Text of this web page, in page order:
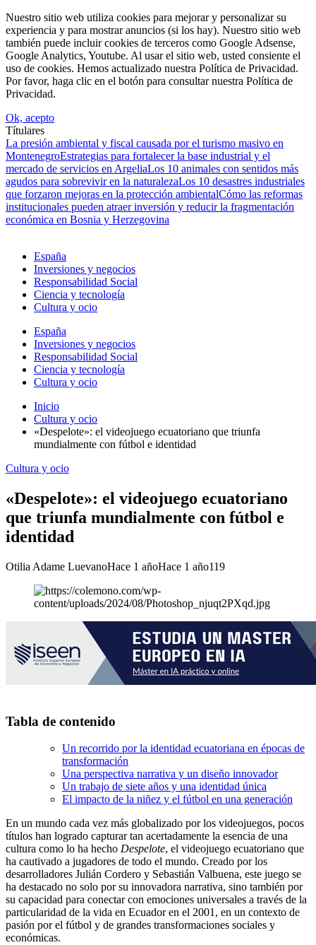
Nuestro sitio web utiliza cookies para mejorar y personalizar su
experiencia y para mostrar anuncios (si los hay). Nuestro sitio web
también puede incluir cookies de terceros como Google Adsense,
Google Analytics, Youtube. Al usar el sitio web, usted consiente el
uso de cookies. Hemos actualizado nuestra Política de Privacidad.
Por favor, haga clic en el botón para consultar nuestra Política de
Privacidad.
Ok, acepto
Títulares
La presión ambiental y fiscal causada por el turismo masivo en
MontenegroEstrategias para fortalecer la base industrial y el
mercado de servicios en ArgeliaLos 10 animales con sentidos más
agudos para sobrevivir en la naturalezaLos 10 desastres industriales
que forzaron mejoras en la protección ambientalCómo las reformas
institucionales pueden atraer inversión y reducir la fragmentación
económica en Bosnia y Herzegovina
España
Inversiones y negocios
Responsabilidad Social
Ciencia y tecnología
Cultura y ocio
España
Inversiones y negocios
Responsabilidad Social
Ciencia y tecnología
Cultura y ocio
Inicio
Cultura y ocio
«Despelote»: el videojuego ecuatoriano que triunfa
mundialmente con fútbol e identidad
Cultura y ocio
«Despelote»: el videojuego ecuatoriano
que triunfa mundialmente con fútbol e
identidad
Otilia Adame LuevanoHace 1 añoHace 1 año119
Tabla de contenido
Un recorrido por la identidad ecuatoriana en épocas de
transformación
Una perspectiva narrativa y un diseño innovador
Un trabajo de siete años y una identidad única
El impacto de la niñez y el fútbol en una generación
En un mundo cada vez más globalizado por los videojuegos, pocos
títulos han logrado capturar tan acertadamente la esencia de una
cultura como lo ha hecho Despelote, el videojuego ecuatoriano que
ha cautivado a jugadores de todo el mundo. Creado por los
desarrolladores Julián Cordero y Sebastián Valbuena, este juego se
ha destacado no solo por su innovadora narrativa, sino también por
su capacidad para conectar con emociones universales a través de la
particularidad de la vida en Ecuador en el 2001, en un contexto de
pasión por el fútbol y de grandes transformaciones sociales y
económicas.